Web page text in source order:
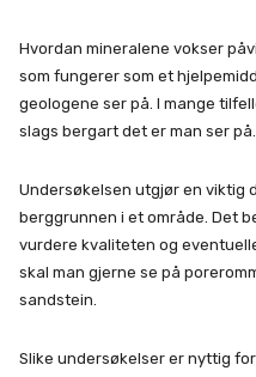
Hvordan mineralene vokser
som fungerer som et
geologene ser på. I mange
slags bergart det er man ser på.
Undersøkelsen utgjør en viktig
berggrunnen i et område. Det
vurdere kvaliteten og
skal man gjerne se på
sandstein.
Slike undersøkelser er nyttig